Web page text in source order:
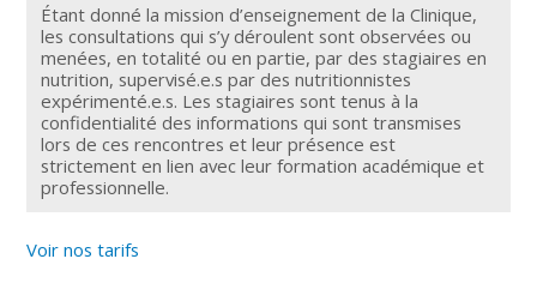
Étant donné la mission d’enseignement de la Clinique,
les consultations qui s’y déroulent sont observées ou
menées, en totalité ou en partie, par des stagiaires en
nutrition, supervisé.e.s par des nutritionnistes
expérimenté.e.s. Les stagiaires sont tenus à la
confidentialité des informations qui sont transmises
lors de ces rencontres et leur présence est
strictement en lien avec leur formation académique et
professionnelle.
Voir nos tarifs